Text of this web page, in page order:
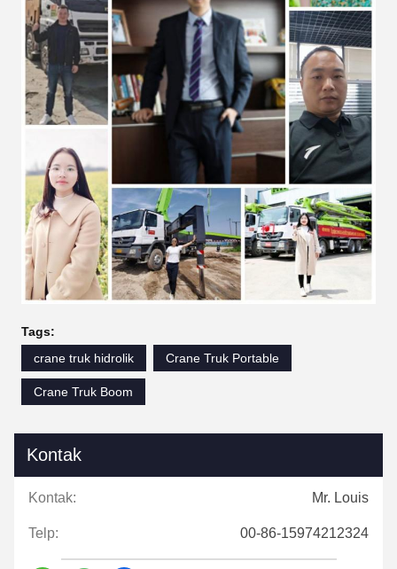
Tags:
crane truk hidrolik
Crane Truk Portable
Crane Truk Boom
Kontak
Kontak: Mr. Louis
Telp: 00-86-15974212324